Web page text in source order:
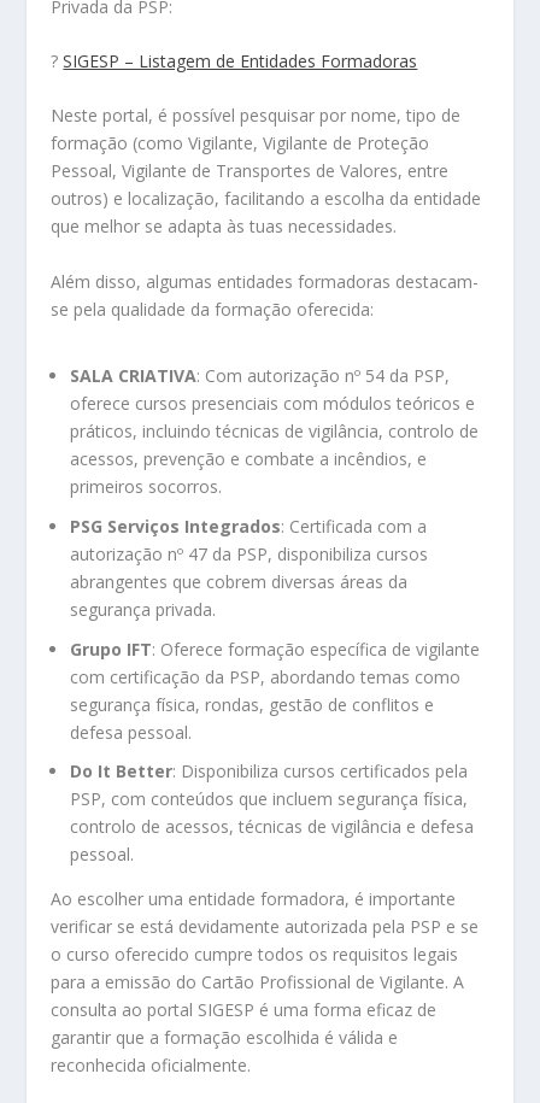
Privada da PSP:
?SIGESP – Listagem de Entidades Formadoras
Neste portal, é possível pesquisar por nome, tipo de
formação (como Vigilante, Vigilante de Proteção
Pessoal, Vigilante de Transportes de Valores, entre
outros) e localização, facilitando a escolha da entidade
que melhor se adapta às tuas necessidades.
Além disso, algumas entidades formadoras destacam-
se pela qualidade da formação oferecida:
SALA CRIATIVA: Com autorização nº 54 da PSP,
oferece cursos presenciais com módulos teóricos e
práticos, incluindo técnicas de vigilância, controlo de
acessos, prevenção e combate a incêndios, e
primeiros socorros.
PSG Serviços Integrados: Certificada com a
autorização nº 47 da PSP, disponibiliza cursos
abrangentes que cobrem diversas áreas da
segurança privada.
Grupo IFT: Oferece formação específica de vigilante
com certificação da PSP, abordando temas como
segurança física, rondas, gestão de conflitos e
defesa pessoal.
Do It Better: Disponibiliza cursos certificados pela
PSP, com conteúdos que incluem segurança física,
controlo de acessos, técnicas de vigilância e defesa
pessoal.
Ao escolher uma entidade formadora, é importante
verificar se está devidamente autorizada pela PSP e se
o curso oferecido cumpre todos os requisitos legais
para a emissão do Cartão Profissional de Vigilante. A
consulta ao portal SIGESP é uma forma eficaz de
garantir que a formação escolhida é válida e
reconhecida oficialmente.